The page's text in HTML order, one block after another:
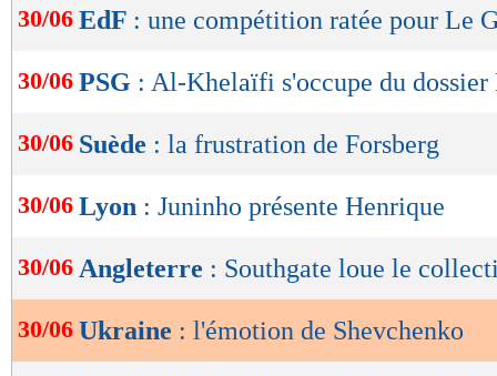
de
OK
30/06 EdF : une compétition ratée pour Le
30/06 PSG : Al-Khelaïfi s'occupe du dossier
30/06 Suède : la frustration de Forsberg
30/06 Lyon : Juninho présente Henrique
30/06 Angleterre : Southgate loue le
30/06 Ukraine : l'émotion de Shevchenko